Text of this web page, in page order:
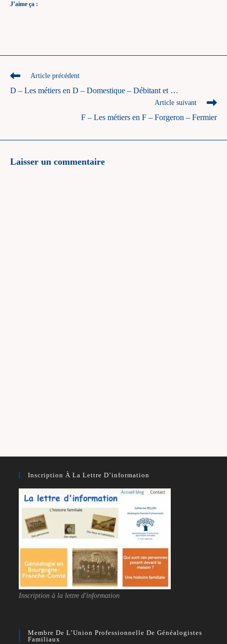
J’aime ça :
Read
articles
Article précédent
D – Les métiers en D – Domestique – Débitant et …
Article suivant
F – Les métiers en F – Forgeron – Fermier
Laisser un commentaire
Inscription À La Lettre D’information
Inscription à la lettre d'information
Membre De L’Union Professionnelle De Généalogistes
Familiaux